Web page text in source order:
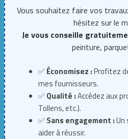
Vous souhaitez faire vos
hésitez sur le
Je vous conseille
peinture,
✅Économisez :Profitez
mes fournisseurs.
✅Qualité :Accédez aux
Tollens, etc.).
✅Sans engagement :Un
aider à réussir.